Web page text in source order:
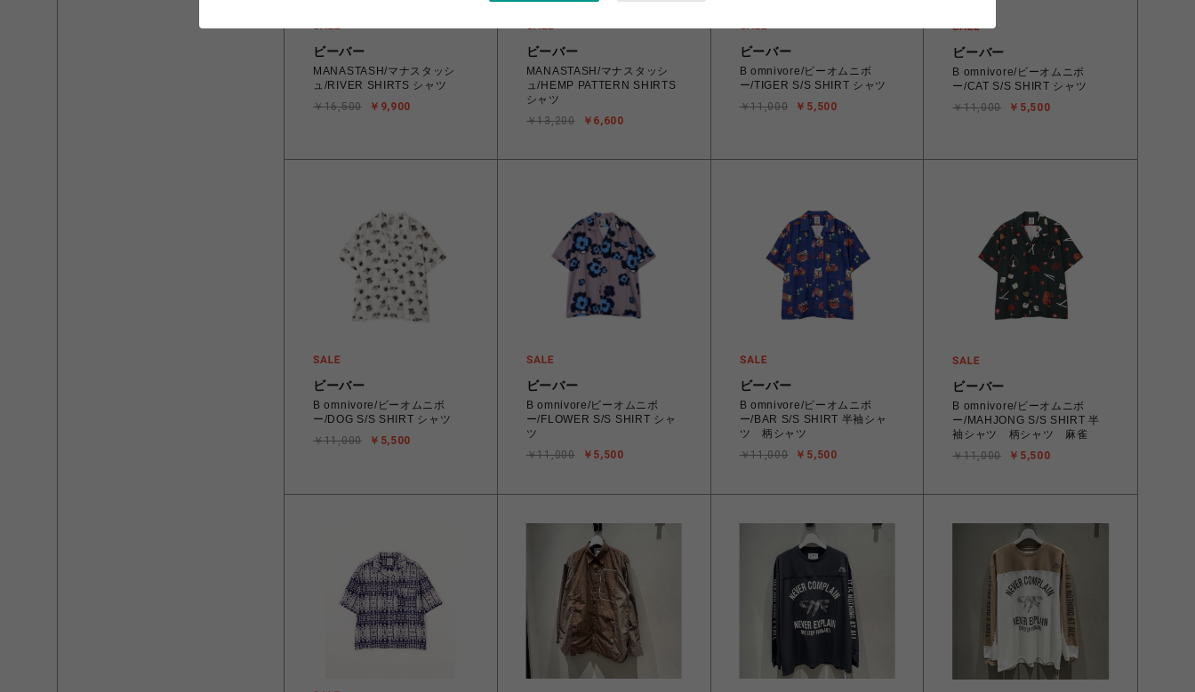
ビーバー
MANASTASH/マナスタッシ
ュ/RIVER SHIRTS シャツ
￥9,900
￥16,500
ビーバー
MANASTASH/マナスタッシ
ュ/HEMP PATTERN SHIRTS
シャツ
￥6,600
￥13,200
ビーバー
B omnivore/ビーオムニボ
ー/TIGER S/S SHIRT シャツ
￥5,500
￥11,000
ビーバー
B omnivore/ビーオムニボ
ー/CAT S/S SHIRT シャツ
￥5,500
￥11,000
ビーバー
B omnivore/ビーオムニボ
ー/DOG S/S SHIRT シャツ
￥5,500
￥11,000
ビーバー
B omnivore/ビーオムニボ
ー/FLOWER S/S SHIRT シャ
ツ
￥5,500
￥11,000
ビーバー
B omnivore/ビーオムニボ
ー/BAR S/S SHIRT 半袖シャ
ツ 柄シャツ
￥5,500
￥11,000
ビーバー
B omnivore/ビーオムニボ
ー/MAHJONG S/S SHIRT 半
袖シャツ 柄シャツ 麻雀
￥5,500
￥11,000